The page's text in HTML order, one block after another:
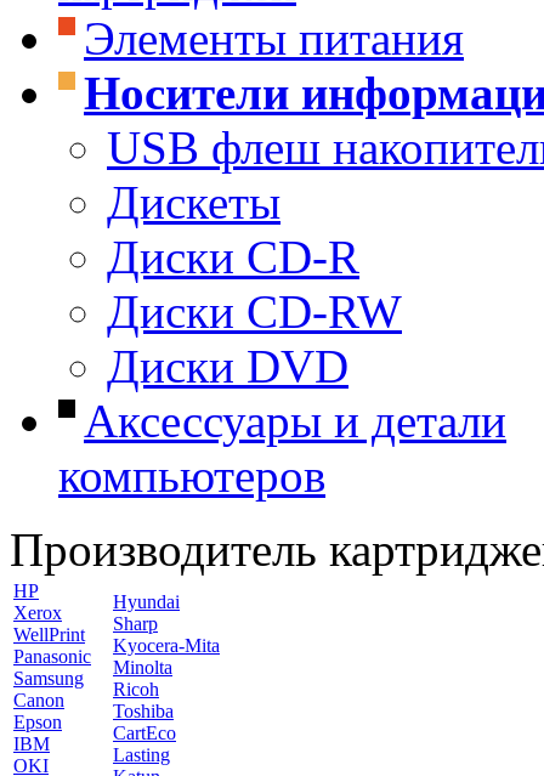
Элементы питания
Носители
USB флеш
Дискеты
Диски CD-R
Диски CD-RW
Диски DVD
Аксессуары и детали
компьютеров
Производитель
HP
Xerox
WellPrint
Panasonic
Samsung
Canon
Epson
IBM
OKI
Hyundai
Sharp
Kyocera-Mita
Minolta
Ricoh
Toshiba
CartEco
Lasting